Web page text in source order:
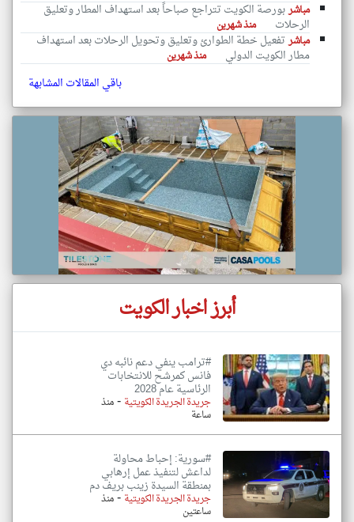
مباشربورصة الكويت تتراجع صباحاً بعد استهداف المطار وتعليق
الرحلات
منذ شهرين
مباشر تفعيل خطة الطوارئ وتعليق وتحويل الرحلات بعد استهداف
مطار الكويت الدولي منذ شهرين
باقي المقالات المشابهة
أبرز اخبار الكويت
#ترامب ينفي دعم نائبه دي
فانس كمرشح للانتخابات
الرئاسية عام 2028
جريدة الجريدة الكويتية -منذ
ساعة
#سورية: إحباط محاولة
لداعش لتنفيذ عمل إرهابي
بمنطقة السيدة زينب بريف دم
جريدة الجريدة الكويتية-منذ
ساعتين